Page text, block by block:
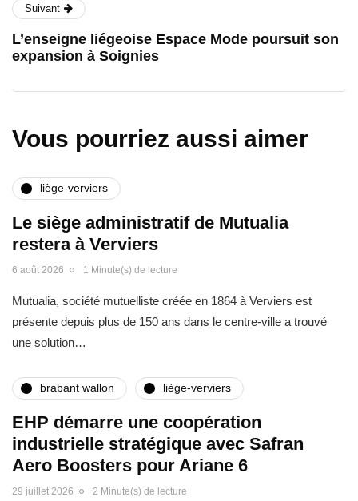
Suivant
L’enseigne liégeoise Espace Mode poursuit son
expansion à Soignies
Vous pourriez aussi aimer
liège-verviers
Le siège administratif de Mutualia
restera à Verviers
6 août 2026 1 Minute(s) de lecture
Mutualia, société mutuelliste créée en 1864 à Verviers est
présente depuis plus de 150 ans dans le centre-ville a trouvé
une solution…
brabant wallon liège-verviers
EHP démarre une coopération
industrielle stratégique avec Safran
Aero Boosters pour Ariane 6
29 juillet 2026 2 Minute(s) de lecture